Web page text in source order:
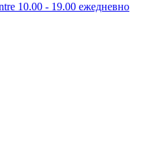
10.00 - 19.00 ежедневно